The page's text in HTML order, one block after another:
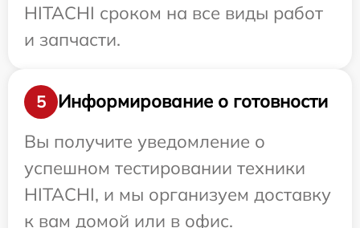
HITACHI сроком на все виды работ
и запчасти.
5
Информирование о готовности
Вы получите уведомление о
успешном тестировании техники
HITACHI, и мы организуем доставку
к вам домой или в офис.